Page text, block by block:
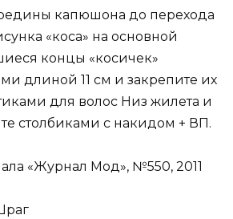
капюшона до перехода
«коса» на основной
концы «косичек»
длиной 11 см и закрепите их
для волос Низ жилета и
столбиками с накидом + ВП.
«Журнал Мод», №550, 2011